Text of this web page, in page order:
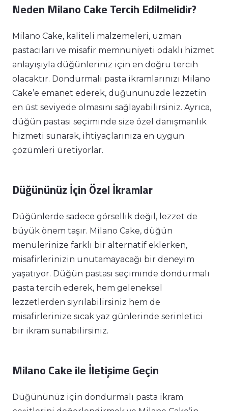
Neden Milano Cake Tercih Edilmelidir?
Milano Cake, kaliteli malzemeleri, uzman
pastacıları ve misafir memnuniyeti odaklı hizmet
anlayışıyla düğünleriniz için en doğru tercih
olacaktır. Dondurmalı pasta ikramlarınızı Milano
Cake’e emanet ederek, düğününüzde lezzetin
en üst seviyede olmasını sağlayabilirsiniz. Ayrıca,
düğün pastası seçiminde size özel danışmanlık
hizmeti sunarak, ihtiyaçlarınıza en uygun
çözümleri üretiyorlar.
Düğününüz İçin Özel İkramlar
Düğünlerde sadece görsellik değil, lezzet de
büyük önem taşır. Milano Cake, düğün
menülerinize farklı bir alternatif eklerken,
misafirlerinizin unutamayacağı bir deneyim
yaşatıyor. Düğün pastası seçiminde dondurmalı
pasta tercih ederek, hem geleneksel
lezzetlerden sıyrılabilirsiniz hem de
misafirlerinize sıcak yaz günlerinde serinletici
bir ikram sunabilirsiniz.
Milano Cake ile İletişime Geçin
Düğününüz için dondurmalı pasta ikram